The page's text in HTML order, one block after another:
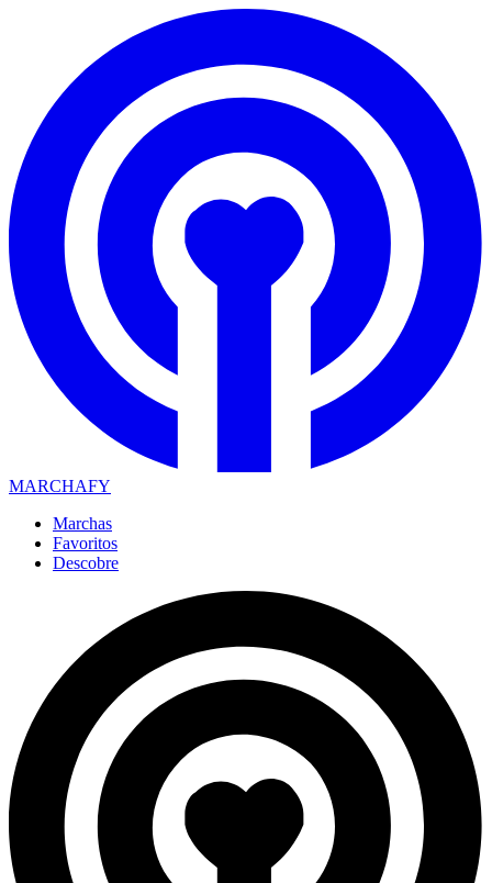
MARCHAFY
Marchas
Favoritos
Descobre